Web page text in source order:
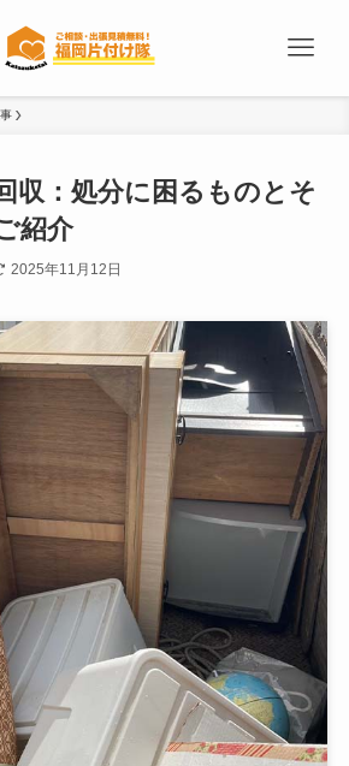
収：処分に困るものとそ
紹介
2025年11月12日